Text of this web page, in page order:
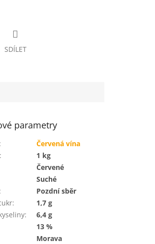
SDÍLET
parametry
:
Červená vína
:
1 kg
Červené
Suché
:
Pozdní sběr
:
1,7 g
:
6,4 g
13 %
Morava